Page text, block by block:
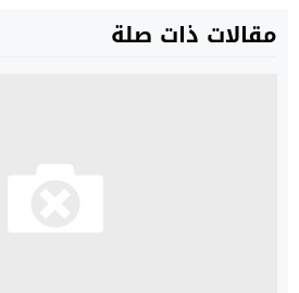
مقالات ذات صلة